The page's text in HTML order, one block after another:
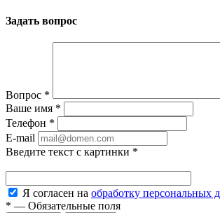
Задать вопрос
Вопрос *
Ваше имя *
Телефон *
E-mail
Введите текст с картинки *
Я согласен на обработку персональных
* — Обязательные поля